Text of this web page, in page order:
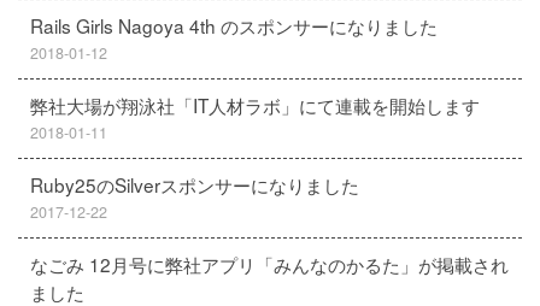
Rails Girls Nagoya 4th のスポンサーになりました
2018-01-12
弊社大場が翔泳社「IT人材ラボ」にて連載を開始します
2018-01-11
Ruby25のSilverスポンサーになりました
2017-12-22
なごみ 12月号に弊社アプリ「みんなのかるた」が掲載され
ました